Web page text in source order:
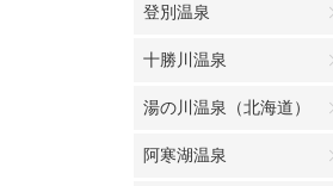
登別温泉
十勝川温泉
湯の川温泉（北海道）
阿寒湖温泉